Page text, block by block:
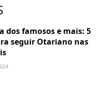
dos famosos e mais: 5
seguir Otariano nas